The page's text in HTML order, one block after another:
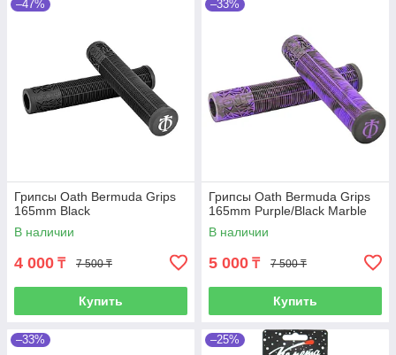
–47%
Грипсы Oath Bermuda Grips
165mm Black
В наличии
4 000 ₸ 7 500 ₸
Купить
–33%
Грипсы Oath Bermuda Grips
165mm Purple/Black Marble
В наличии
5 000 ₸ 7 500 ₸
Купить
–33% –25%